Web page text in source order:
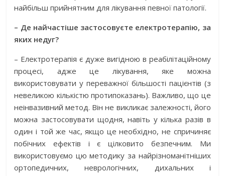
найбільш прийнятним для лікування певної патології.
– Де найчастіше застосовуєте електротерапію, за
яких недуг?
– Електротерапія є дуже вигідною в реабілітаційному
процесі, адже це лікування, яке можна
використовувати у переважної більшості пацієнтів (з
невеликою кількістю протипоказань). Важливо, що це
неінвазивний метод. Він не викликає залежності, його
можна застосовувати щодня, навіть у кілька разів в
один і той же час, якщо це необхідно, не спричиняє
побічних ефектів і є цілковито безпечним. Ми
використовуємо цю методику за найрізноманітніших
ортопедичних, неврологічних, дихальних і